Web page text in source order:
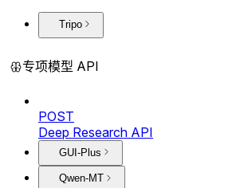
Tripo
专项模型 API
POST
Deep Research API
GUI-Plus
Qwen-MT